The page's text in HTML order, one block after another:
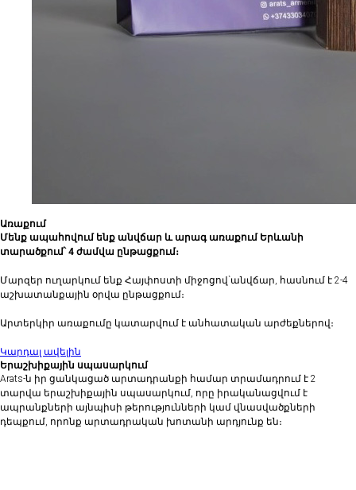
Առաքում
Մենք ապահովում ենք անվճար և արագ առաքում Երևանի
տարածքում՝ 4 ժամվա ընթացքում։
Մարզեր ուղարկում ենք Հայփոստի միջոցով`անվճար, հասնում է 2-4
աշխատանքային օրվա ընթացքում։
Արտերկիր առաքումը կատարվում է անհատական արժեքներով։
Կարդալ ավելին
Երաշխիքային սպասարկում
Arats-ն իր ցանկացած արտադրանքի համար տրամադրում է 2
տարվա երաշխիքային սպասարկում, որը իրականացվում է
ապրանքների այնպիսի թերությունների կամ վնասվածքների
դեպքում, որոնք արտադրական խոտանի արդյունք են։